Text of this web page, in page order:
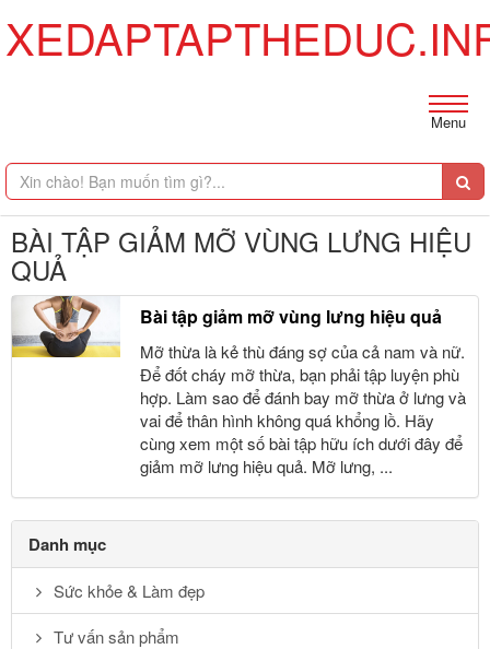
Menu
BÀI TẬP GIẢM MỠ VÙNG LƯNG HIỆU
QUẢ
Bài tập giảm mỡ vùng lưng hiệu quả
Mỡ thừa là kẻ thù đáng sợ của cả nam và nữ.
Để đốt cháy mỡ thừa, bạn phải tập luyện phù
hợp. Làm sao để đánh bay mỡ thừa ở lưng và
vai để thân hình không quá khổng lồ. Hãy
cùng xem một số bài tập hữu ích dưới đây để
giảm mỡ lưng hiệu quả. Mỡ lưng, ...
Danh mục
Sức khỏe & Làm đẹp
Tư vấn sản phẩm